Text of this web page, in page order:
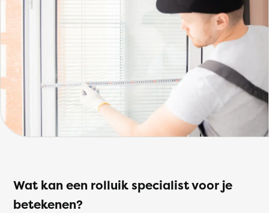
Wat kan een rolluik specialist voor je
betekenen?